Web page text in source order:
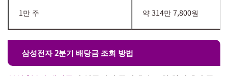
1만 주 약 314만 7,800원
삼성전자 2분기 배당금 조회 방법